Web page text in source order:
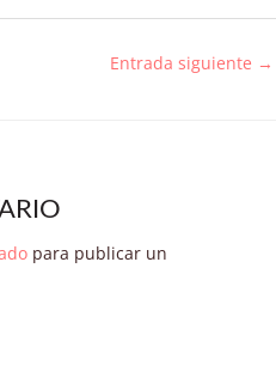
Entrada siguiente →
para publicar un